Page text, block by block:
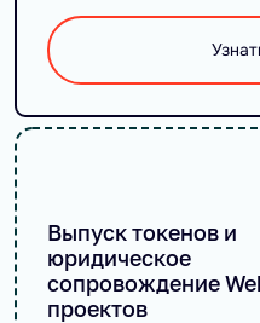
Выпуск токенов и
юридическое
сопровождение
проектов